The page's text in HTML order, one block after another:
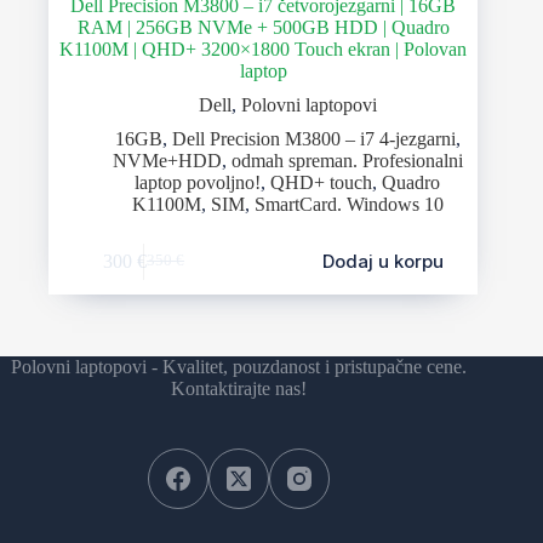
Dell Precision M3800 – i7 četvorojezgarni | 16GB
RAM | 256GB NVMe + 500GB HDD | Quadro
K1100M | QHD+ 3200×1800 Touch ekran | Polovan
laptop
Dell, Polovni laptopovi
16GB, Dell Precision M3800 – i7 4-jezgarni,
NVMe+HDD, odmah spreman. Profesionalni
laptop povoljno!,QHD+ touch,Quadro
K1100M, SIM, SmartCard. Windows 10
300 € Dodaj u korpu
Polovni laptopovi - Kvalitet, pouzdanost i pristupačne cene.
Kontaktirajte nas!